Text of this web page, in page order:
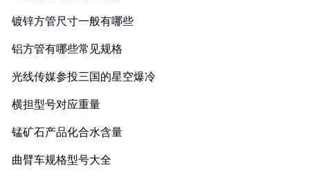
镀锌方管尺寸一般有哪些
铝方管有哪些常见规格
光线传媒参投三国的星空爆冷
横担型号对应重量
锰矿石产品化合水含量
曲臂车规格型号大全